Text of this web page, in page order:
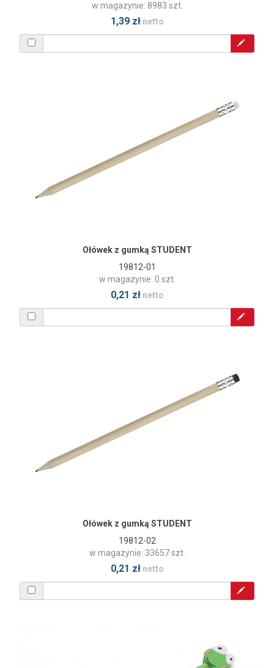
w magazynie: 8983 szt.
1,39 złnetto
Ołówek z gumką STUDENT
19812-01
w magazynie: 0 szt.
0,21 złnetto
Ołówek z gumką STUDENT
19812-02
w magazynie: 33657 szt.
0,21 złnetto